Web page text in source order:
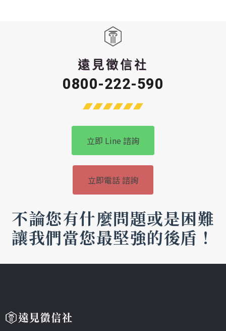
遠見徵信社
0800-222-590
立即 Line 諮詢
立即電話 諮詢
不論您有什麼問題或是困難
讓我們當您最堅強的後盾！